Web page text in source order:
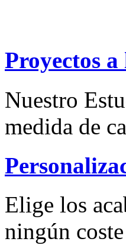
Proyectos
Nuestro
medida de
Elige los
ningún